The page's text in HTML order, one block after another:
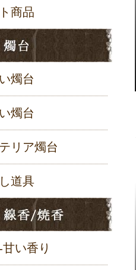
商品
燭台
燭台
リア燭台
道具
い香り